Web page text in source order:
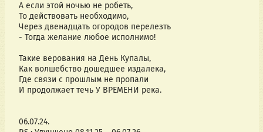
А если этой ночью не робеть,
То действовать необходимо,
Через двенадцать огородов перелезть
- Тогда желание любое исполнимо!
Такие верования на День Купалы,
Как волшебство дошедшее издалека,
Где связи с прошлым не пропали
И продолжает течь У ВРЕМЕНИ река.
06.07.24.